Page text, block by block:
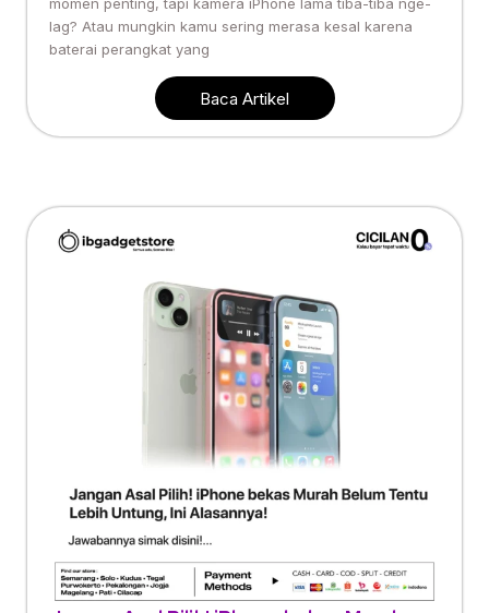
lag? Atau mungkin kamu sering merasa kesal karena
baterai perangkat yang
Baca Artikel